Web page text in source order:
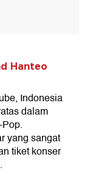
Hanteo
Indonesia
dalam
yang sangat
tiket konser